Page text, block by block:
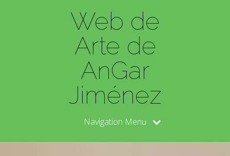
Web de
Arte de
AnGar
Jiménez
Navigation Menu